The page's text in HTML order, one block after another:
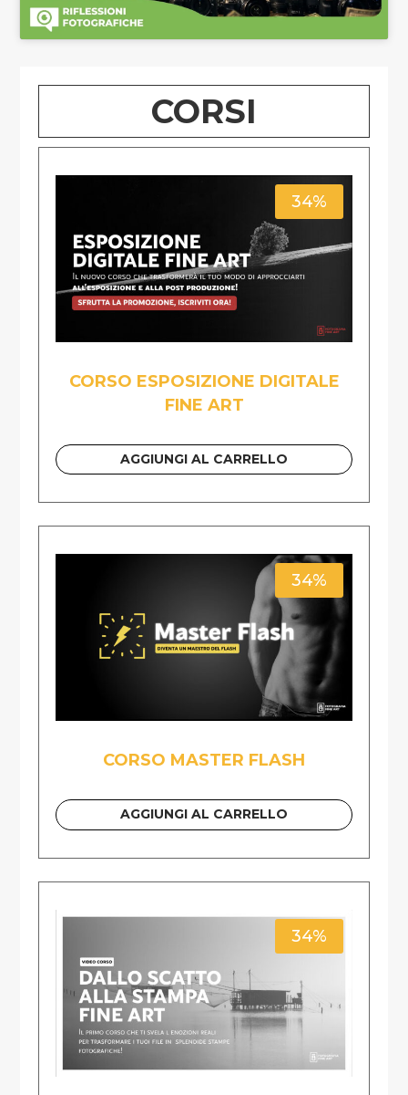
CORSI
34%
CORSO ESPOSIZIONE DIGITALE
FINE ART
AGGIUNGI AL CARRELLO
34%
CORSO MASTER FLASH
AGGIUNGI AL CARRELLO
34%